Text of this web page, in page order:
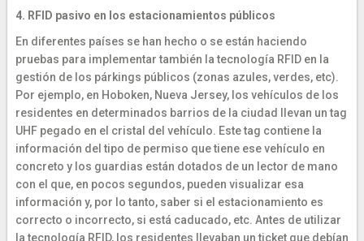
4. RFID pasivo en los estacionamientos públicos
En diferentes países se han hecho o se están haciendo
pruebas para implementar también la tecnología RFID en la
gestión de los párkings públicos (zonas azules, verdes, etc).
Por ejemplo, en Hoboken, Nueva Jersey, los vehículos de los
residentes en determinados barrios de la ciudad llevan un tag
UHF pegado en el cristal del vehículo. Este tag contiene la
información del tipo de permiso que tiene ese vehículo en
concreto y los guardias están dotados de un lector de mano
con el que, en pocos segundos, pueden visualizar esa
información y, por lo tanto, saber si el estacionamiento es
correcto o incorrecto, si está caducado, etc. Antes de utilizar
la tecnología RFID, los residentes llevaban un ticket que debían